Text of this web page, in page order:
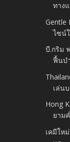
ทาง
Gentle
ไซน์ใ
บี.กริม
ฟื้นบ
เล่น
Hong
ยาม
เคมีให